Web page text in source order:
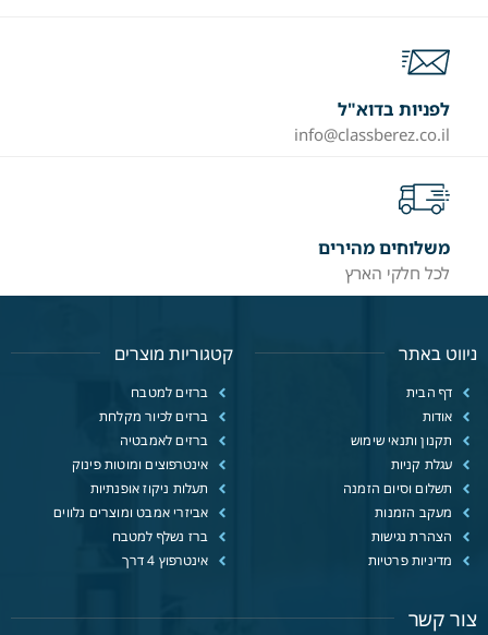
לפניות בדוא"ל
info@classberez.co.il
משלוחים מהירים
לכל חלקי הארץ
ניווט באתר
דף הבית
אודות
תקנון ותנאי שימוש
עגלת קניות
תשלום וסיום הזמנה
מעקב הזמנות
הצהרת נגישות
מדיניות פרטיות
קטגוריות מוצרים
ברזים למטבח
ברזים לכיור מקלחת
ברזים לאמבטיה
אינטרפוצים ומוטות פינוק
תעלות ניקוז אופנתיות
אביזרי אמבט ומוצרים נלווים
ברז נשלף למטבח
אינטרפוץ 4 דרך
צור קשר